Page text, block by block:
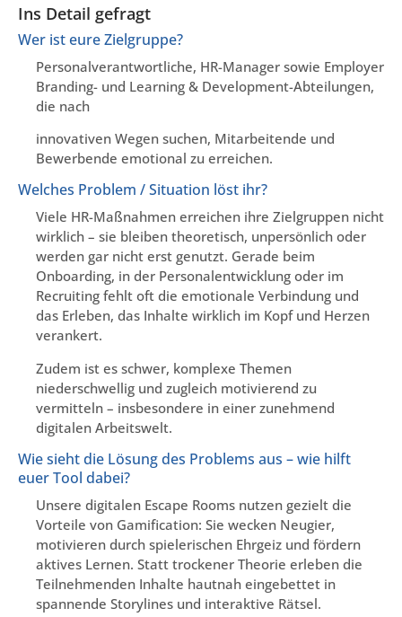
Ins Detail gefragt
Wer ist eure Zielgruppe?
Personalverantwortliche, HR-Manager sowie Employer
Branding- und Learning & Development-Abteilungen,
die nach
innovativen Wegen suchen, Mitarbeitende und
Bewerbende emotional zu erreichen.
Welches Problem / Situation löst ihr?
Viele HR-Maßnahmen erreichen ihre Zielgruppen nicht
wirklich – sie bleiben theoretisch, unpersönlich oder
werden gar nicht erst genutzt. Gerade beim
Onboarding, in der Personalentwicklung oder im
Recruiting fehlt oft die emotionale Verbindung und
das Erleben, das Inhalte wirklich im Kopf und Herzen
verankert.
Zudem ist es schwer, komplexe Themen
niederschwellig und zugleich motivierend zu
vermitteln – insbesondere in einer zunehmend
digitalen Arbeitswelt.
Wie sieht die Lösung des Problems aus – wie hilft
euer Tool dabei?
Unsere digitalen Escape Rooms nutzen gezielt die
Vorteile von Gamification: Sie wecken Neugier,
motivieren durch spielerischen Ehrgeiz und fördern
aktives Lernen. Statt trockener Theorie erleben die
Teilnehmenden Inhalte hautnah eingebettet in
spannende Storylines und interaktive Rätsel.